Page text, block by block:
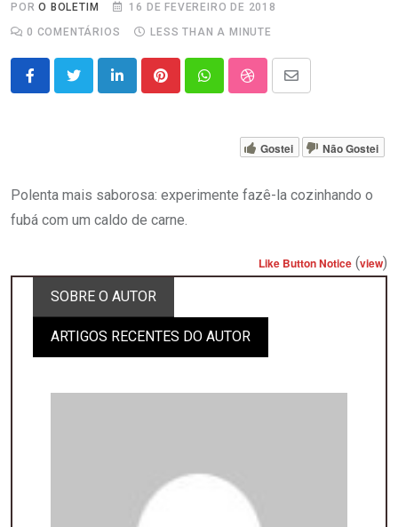
PORO BOLETIM
16 DE FEVEREIRO DE 2018
0 COMENTÁRIOS LESS THAN A MINUTE
LinkedInPinterestWhatsappStumbleUpon
Share
Email
Gostei Não Gostei
Polenta mais saborosa: experimente fazê-la cozinhando o
fubá com um caldo de carne.
Like Button Notice (view)
SOBRE O AUTOR
ARTIGOS RECENTES DO AUTOR